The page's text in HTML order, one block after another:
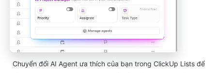
Chuyển đổi AI Agent ưa thích của bạn trong ClickUp Lists để